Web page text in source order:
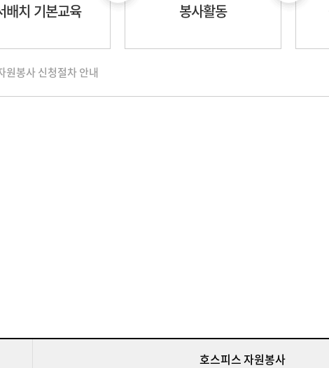
배치 기본교육 봉사활동
원봉사 신청절차 안내
호스피스 자원봉사